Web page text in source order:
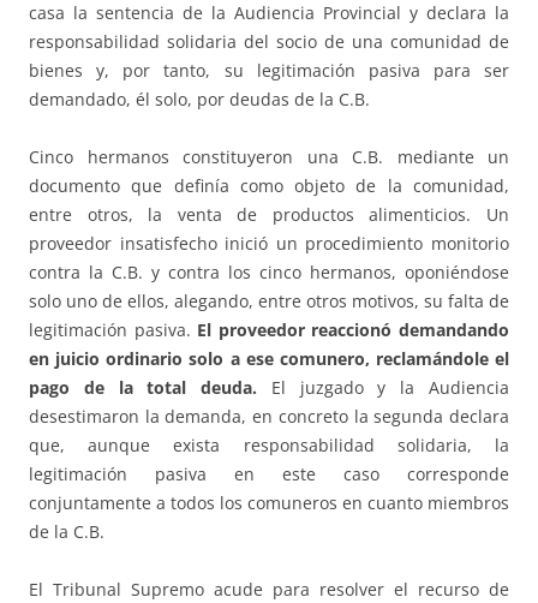
casa la sentencia de la Audiencia Provincial y declara la
responsabilidad solidaria del socio de una comunidad de
bienes y, por tanto, su legitimación pasiva para ser
demandado, él solo, por deudas de la C.B.
Cinco hermanos constituyeron una C.B. mediante un
documento que definía como objeto de la comunidad,
entre otros, la venta de productos alimenticios. Un
proveedor insatisfecho inició un procedimiento monitorio
contra la C.B. y contra los cinco hermanos, oponiéndose
solo uno de ellos, alegando, entre otros motivos, su falta de
legitimación pasiva. El proveedor reaccionó demandando
en juicio ordinario solo a ese comunero, reclamándole el
pago de la total deuda. El juzgado y la Audiencia
desestimaron la demanda, en concreto la segunda declara
que, aunque exista responsabilidad solidaria, la
legitimación pasiva en este caso corresponde
conjuntamente a todos los comuneros en cuanto miembros
de la C.B.
El Tribunal Supremo acude para resolver el recurso de